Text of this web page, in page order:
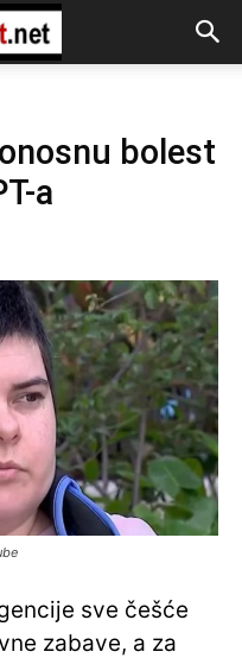
bolest
a
sve češće
zabave, a za